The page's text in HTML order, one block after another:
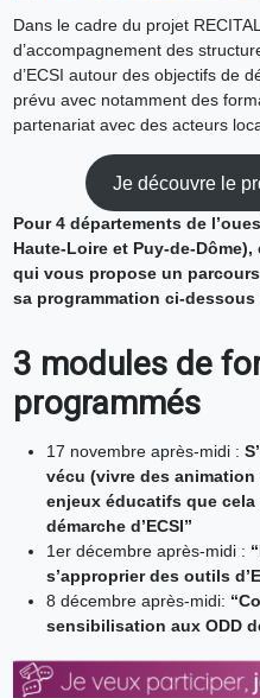
Dans le cadre du projet
d’accompagnement des
d’ECSI autour des objectifs de
prévu avec notamment des
partenariat avec des acteurs
Je découvre le
Pour 4 départements de
Haute-Loire et Puy-de-Dôme),
qui vous propose un
sa programmation ci-dessous
3 modules de
programmés
17 novembre après-midi :
vécu (vivre des animation
enjeux éducatifs que
démarche d’ECSI”
1er décembre après-midi :
s’approprier des outils
8 décembre après-midi:
sensibilisation aux ODD